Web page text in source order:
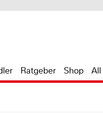
Ratgeber Shop All